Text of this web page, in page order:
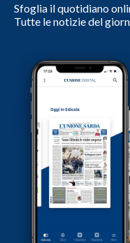
Sfoglia il quotidiano
Tutte le notizie del